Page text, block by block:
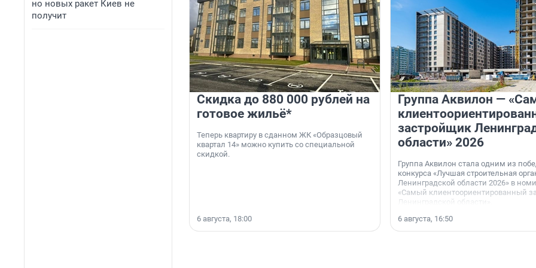
но новых ракет Киев не
получит
Скидка до 880 000 рублей на
готовое жильё*
Теперь квартиру в сданном ЖК «Образцовый
квартал 14» можно купить со специальной
скидкой.
6 августа, 18:00
Группа Аквилон —
застройщик
области» 2026
Группа Аквилон стала одним из
конкурса «Лучшая строительная
Ленинградской области 2026» в
«Самый клиентоориентированный
Ленинградской области».
6 августа, 16:50